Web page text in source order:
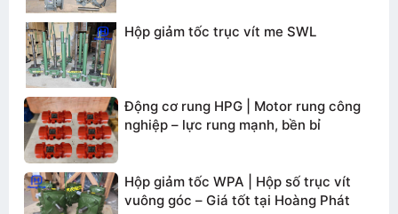
Hộp giảm tốc trục vít me SWL
Động cơ rung HPG | Motor rung công
nghiệp – lực rung mạnh, bền bỉ
Hộp giảm tốc WPA | Hộp số trục vít
vuông góc – Giá tốt tại Hoàng Phát